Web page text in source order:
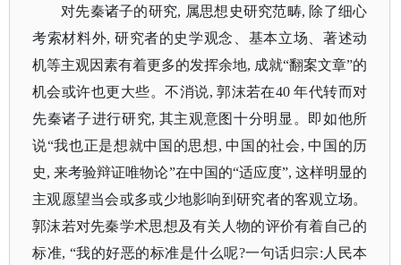
对先秦诸子的研究, 属思想史研究范畴, 除了细心
考索材料外, 研究者的史学观念、基本立场、著述动
机等主观因素有着更多的发挥余地, 成就“翻案文章”的
机会或许也更大些。不消说, 郭沫若在40 年代转而对
先秦诸子进行研究, 其主观意图十分明显。即如他所
说“我也正是想就中国的思想, 中国的社会, 中国的历
史, 来考验辩证唯物论”在中国的“适应度”, 这样明显的
主观愿望当会或多或少地影响到研究者的客观立场。
郭沫若对先秦学术思想及有关人物的评价有着自己的
标准, “我的好恶的标准是什么呢?一句话归宗:人民本